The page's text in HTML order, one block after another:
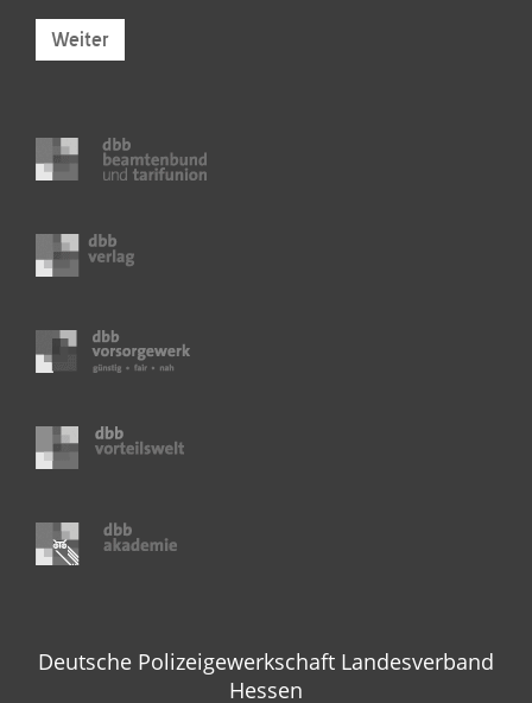
Weiter
Deutsche Polizeigewerkschaft Landesverband
Hessen